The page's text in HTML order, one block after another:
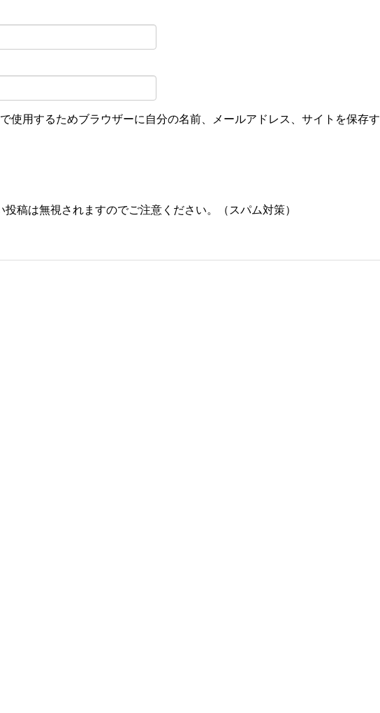
使用するためブラウザーに自分の名前、メールアドレス、サイトを保存す
投稿は無視されますのでご注意ください。（スパム対策）